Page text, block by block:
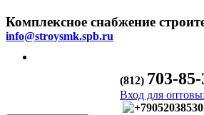
Комплексное снабжение
info@stroysmk.spb.ru
(812) 703-85-
Вход для